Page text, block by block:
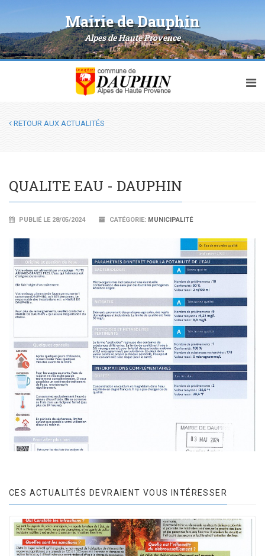
Mairie de Dauphin
Alpes de Haute Provence
RETOUR AUX ACTUALITÉS
QUALITE EAU - DAUPHIN
PUBLIÉ LE 28/05/2024 CATÉGORIE: MUNICIPALITÉ
CES ACTUALITÉS DEVRAIENT VOUS INTÉRESSER